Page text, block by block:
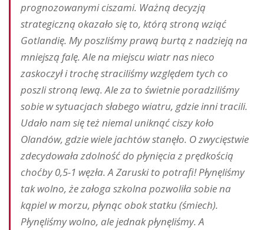
prognozowanymi ciszami. Ważną decyzją
strategiczną okazało się to, którą stroną wziąć
Gotlandię. My poszliśmy prawą burtą z nadzieją na
mniejszą falę. Ale na miejscu wiatr nas nieco
zaskoczył i trochę straciliśmy względem tych co
poszli stroną lewą. Ale za to świetnie poradziliśmy
sobie w sytuacjach słabego wiatru, gdzie inni tracili.
Udało nam się też niemal uniknąć ciszy koło
Olandów, gdzie wiele jachtów stanęło. O zwycięstwie
zdecydowała zdolność do płynięcia z prędkością
choćby 0,5-1 węzła. A Zaruski to potrafi! Płynęliśmy
tak wolno, że załoga szkolna pozwoliła sobie na
kąpiel w morzu, płynąc obok statku (śmiech).
Płynęliśmy wolno, ale jednak płynęliśmy. A